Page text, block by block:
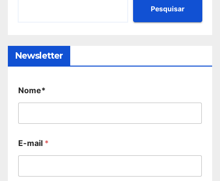
Pesquisar
Newsletter
Nome*
E-mail *